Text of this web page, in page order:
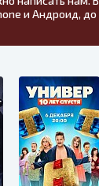
и Андроид, до